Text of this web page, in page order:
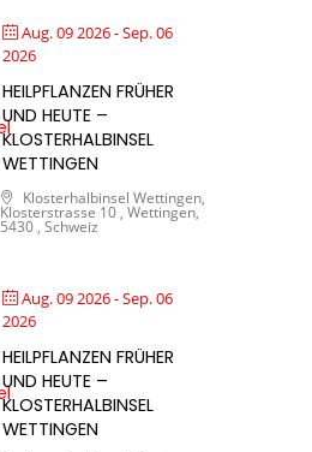
Aug. 09 2026- Sep. 06
2026
HEILPFLANZEN FRÜHER
UND HEUTE –
KLOSTERHALBINSEL
WETTINGEN
Klosterhalbinsel Wettingen,
Klosterstrasse 10 , Wettingen,
5430 , Schweiz
Aug. 09 2026- Sep. 06
2026
HEILPFLANZEN FRÜHER
UND HEUTE –
KLOSTERHALBINSEL
WETTINGEN